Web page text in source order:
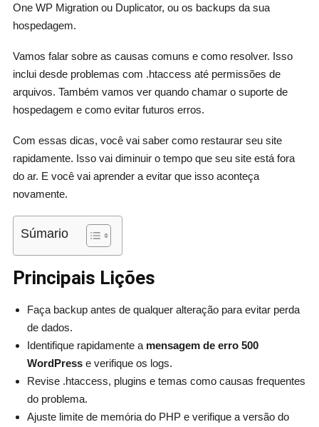
One WP Migration ou Duplicator, ou os backups da sua
hospedagem.
Vamos falar sobre as causas comuns e como resolver. Isso
inclui desde problemas com .htaccess até permissões de
arquivos. Também vamos ver quando chamar o suporte de
hospedagem e como evitar futuros erros.
Com essas dicas, você vai saber como restaurar seu site
rapidamente. Isso vai diminuir o tempo que seu site está fora
do ar. E você vai aprender a evitar que isso aconteça
novamente.
Súmario
Principais Lições
Faça backup antes de qualquer alteração para evitar perda
de dados.
Identifique rapidamente a mensagem de erro 500
WordPresse verifique os logs.
Revise .htaccess, plugins e temas como causas frequentes
do problema.
Ajuste limite de memória do PHP e verifique a versão do